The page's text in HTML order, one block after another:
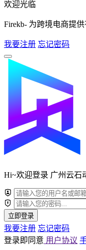
欢迎光临
Firekb- 为跨境电商提
我要注册 忘记密码
Hi~欢迎登录 广州云石
立即登录
我要注册 忘记密码
登录即同意 用户协议